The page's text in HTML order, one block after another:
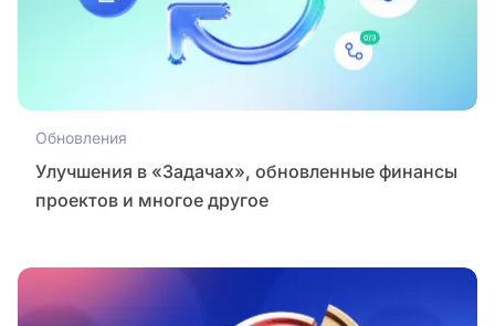
Обновления
Улучшения в «Задачах», обновленные финансы
проектов и многое другое